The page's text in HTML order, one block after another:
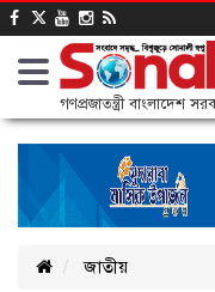
গণপ্রজাতন্ত্রী বাংলাদেশ
জাতীয়